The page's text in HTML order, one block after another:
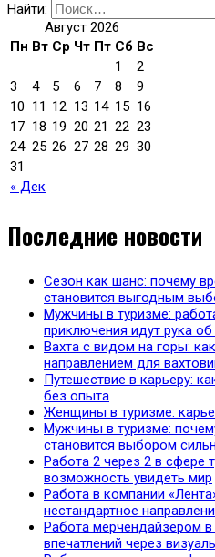
Найти:
Август 2026
Пн Вт Ср Чт Пт Сб Вс
« Дек
1
2
3
4 5 6 7 8
9
10 11 12 13 14 15 16
17 18 19 20 21 22 23
24 25 26 27 28 29 30
31
Последние новости
Сезон как шанс: почему
становится выгодным
Мужчины в туризме:
приключения идут рука об
Вахта с видом на горы:
направлением для
Путешествие в карьеру:
без опыта
Женщины в туризме:
Мужчины в туризме:
становится выбором
Работа 2 через 2 в сфере
возможность увидеть мир
Работа в компании
нестандартное
Работа мерчендайзером
впечатлений через